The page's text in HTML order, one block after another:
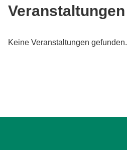
Veranstaltungen
Keine Veranstaltungen gefunden.